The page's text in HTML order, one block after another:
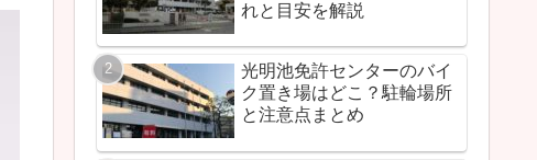
れと目安を解説
光明池免許センターのバイ
ク置き場はどこ？駐輪場所
と注意点まとめ